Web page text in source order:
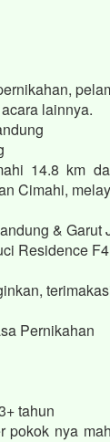
lainnya.
14.8 km
Cimahi,
& Garut
Residence F4
Pernikahan
tahun
pokok nya